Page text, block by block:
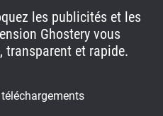
les publicités et les
Ghostery vous
et rapide.